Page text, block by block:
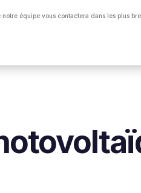
équipe vous contactera dans les plus